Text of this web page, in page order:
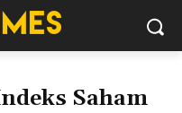
Saham